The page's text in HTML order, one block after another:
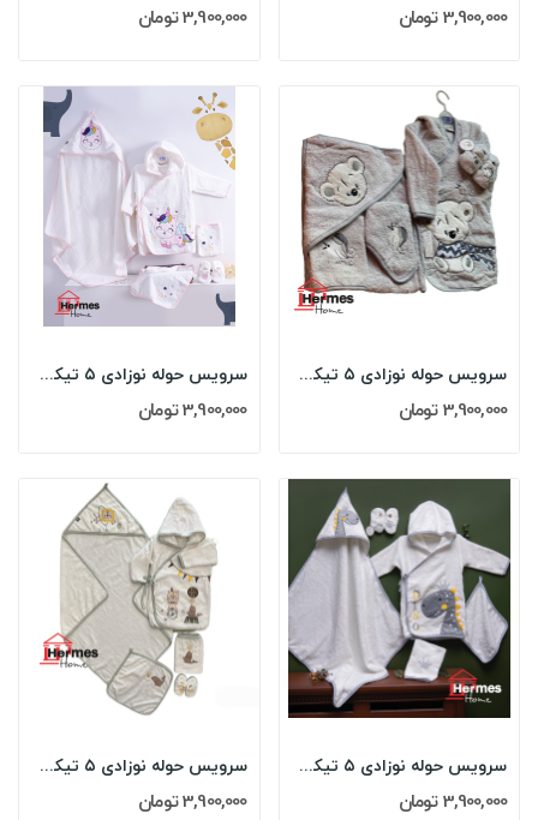
3,900,000 تومان 3,900,000 تومان
سرویس حوله نوزادی ۵ تیکه مادرکر MOTHERCARE مدل:...
3,900,000 تومان
سرویس حوله نوزادی ۵ تیکه مادرکر MOTHERCARE مدل:...
3,900,000 تومان
سرویس حوله نوزادی ۵ تیکه مادرکر MOTHERCARE مدل:...
3,900,000 تومان
سرویس حوله نوزادی ۵ تیکه مادرکر MOTHERCARE مدل:...
3,900,000 تومان